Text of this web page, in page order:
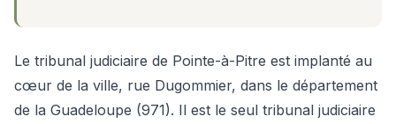
Le tribunal judiciaire de Pointe-à-Pitre est implanté au
cœur de la ville, rue Dugommier, dans le département
de la Guadeloupe (971). Il est le seul tribunal judiciaire